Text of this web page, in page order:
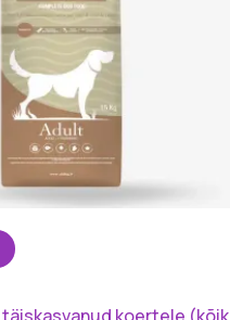
täiskasvanud koertele (kõik